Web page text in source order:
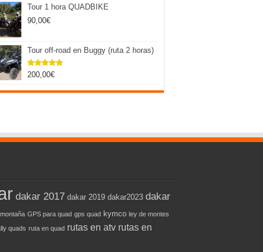
Tour 1 hora QUADBIKE
90,00€
Tour off-road en Buggy (ruta 2 horas)
Valorado
de 5
200,00€
dakar 2017 dakar 2019 dakar2023 dakar
GPS para quad gps quad kymco ley de montes
quads ruta en quad rutas en atv rutas en